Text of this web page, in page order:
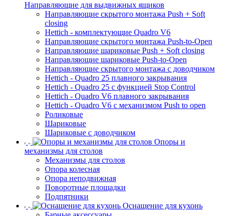
Направляющие для выдвижных ящиков
Направляющие скрытого монтажа Push + Soft
closing
Hettich - комплектующие Quadro V6
Направляющие скрытого монтажа Push-to-Open
Направляющие шариковые Push + Soft closing
Направляющие шариковые Push-to-Open
Направляющие скрытого монтажа с доводчиком
Hettich - Quadro 25 плавного закрывания
Hettich - Quadro 25 с функцией Stop Control
Hettich - Quadro V6 плавного закрывания
Hettich - Quadro V6 с механизмом Push to open
Роликовые
Шариковые
Шариковые с доводчиком
Опоры и
механизмы для столов
Механизмы для столов
Опора колесная
Опора неподвижная
Поворотные площадки
Подпятники
Оснащение для кухонь